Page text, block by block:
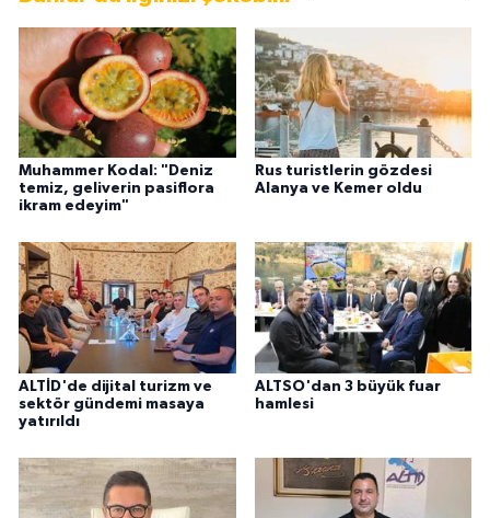
Muhammer Kodal: "Deniz
temiz, geliverin pasiflora
ikram edeyim"
Rus turistlerin gözdesi
Alanya ve Kemer oldu
ALTİD'de dijital turizm ve
sektör gündemi masaya
yatırıldı
ALTSO'dan 3 büyük fuar
hamlesi